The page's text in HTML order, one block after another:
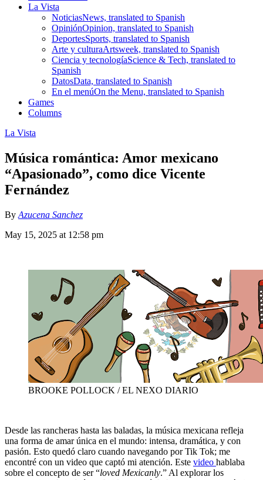
La Vista
NoticiasNews, translated to Spanish
OpiniónOpinion, translated to Spanish
DeportesSports, translated to Spanish
Arte y culturaArtsweek, translated to Spanish
Ciencia y tecnologíaScience & Tech, translated to
Spanish
DatosData, translated to Spanish
En el menúOn the Menu, translated to Spanish
Games
Columns
La Vista
Música romántica: Amor mexicano
“Apasionado”, como dice Vicente
Fernández
By Azucena Sanchez
May 15, 2025 at 12:58 pm
BROOKE POLLOCK / EL NEXO DIARIO
Desde las rancheras hasta las baladas, la música mexicana refleja
una forma de amar única en el mundo: intensa, dramática, y con
pasión. Esto quedó claro cuando navegando por Tik Tok; me
encontré con un video que captó mi atención. Este video hablaba
sobre el concepto de ser “loved Mexicanly.” Al explorar los